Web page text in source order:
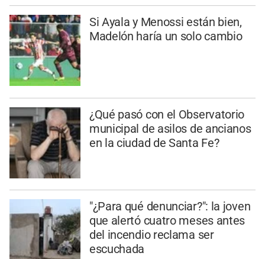
Si Ayala y Menossi están bien,
Madelón haría un solo cambio
¿Qué pasó con el Observatorio
municipal de asilos de ancianos
en la ciudad de Santa Fe?
"¿Para qué denunciar?": la joven
que alertó cuatro meses antes
del incendio reclama ser
escuchada